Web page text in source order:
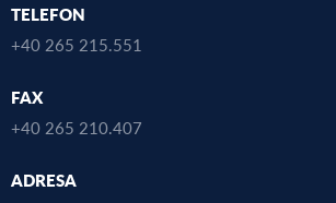
TELEFON
+40 265 215.551
FAX
+40 265 210.407
ADRESA